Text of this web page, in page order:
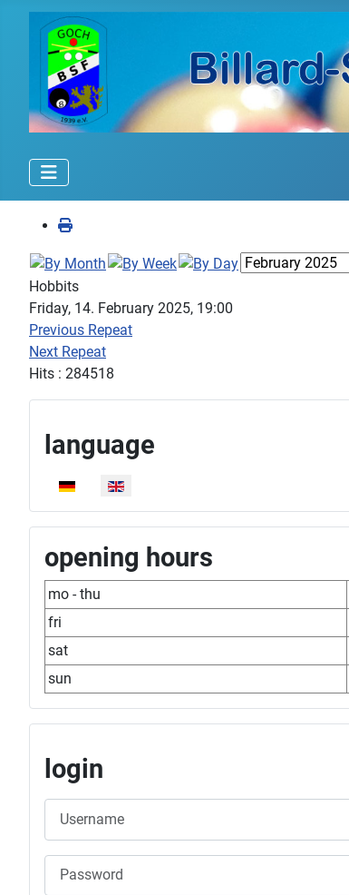
Hobbits
Friday, 14. February 2025, 19:00
Previous Repeat
Next Repeat
Hits : 284518
Select your language
language
opening hours
mo - thu
fri
sat
sun
login